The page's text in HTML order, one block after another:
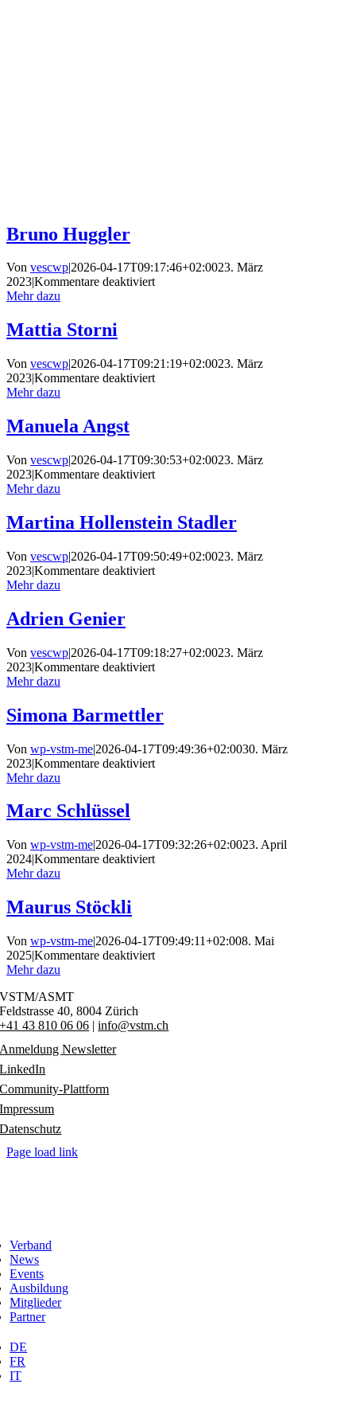
Bruno Huggler
Von vescwp|2026-04-17T09:17:46+02:0023. März
2023|Kommentare deaktiviertfür
Mehr dazu
Mattia Storni
Von vescwp|2026-04-17T09:21:19+02:0023. März
2023|Kommentare deaktiviertfür
Mehr dazu
Manuela Angst
Von vescwp|2026-04-17T09:30:53+02:0023. März
2023|Kommentare deaktiviertfür
Mehr dazu
Martina Hollenstein Stadler
Von vescwp|2026-04-17T09:50:49+02:0023. März
2023|Kommentare deaktiviertfür
Mehr dazu
Adrien Genier
Von vescwp|2026-04-17T09:18:27+02:0023. März
2023|Kommentare deaktiviertfür
Mehr dazu
Simona Barmettler
Von wp-vstm-me|2026-04-17T09:49:36+02:0030. März
2023|Kommentare deaktiviertfür
Mehr dazu
Marc Schlüssel
Von wp-vstm-me|2026-04-17T09:32:26+02:0023. April
2024|Kommentare deaktiviertfür
Mehr dazu
Maurus Stöckli
Von wp-vstm-me|2026-04-17T09:49:11+02:008. Mai
2025|Kommentare deaktiviertfür
Mehr dazu
VSTM/ASMT
Feldstrasse 40,8004 Zürich
+41 43 810 06 06 |info@vstm.ch
Anmeldung Newsletter
LinkedIn
Community-Plattform
Impressum
Datenschutz
Page load link
Verband
News
Events
Ausbildung
Mitglieder
Partner
DE
FR
IT